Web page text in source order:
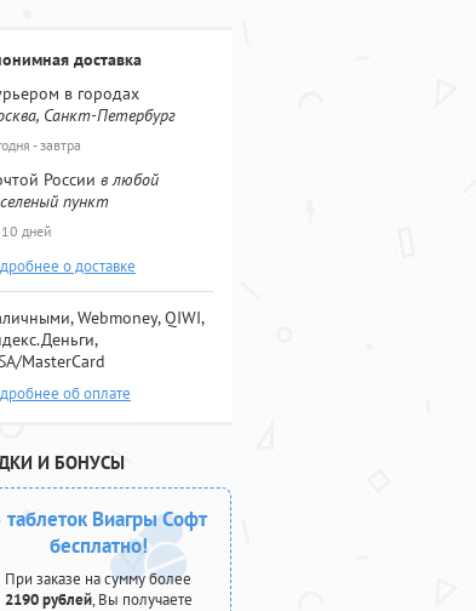
доставка
в городах
Санкт-Петербург
- завтра
России в любой
пункт
дней
о доставке
Webmoney, QIWI,
MasterCard
об оплате
И БОНУСЫ
таблеток Виагры Софт
бесплатно!
При заказе на сумму более
2190 рублей, Вы получаете